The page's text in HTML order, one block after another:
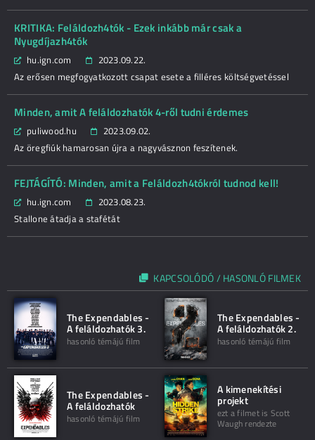
KRITIKA: Feláldozh4tók - Ezek inkább már csak a
Nyugdíjazh4tók
hu.ign.com
2023.09.22.
Az erősen megfogyatkozott csapat esete a filléres költségvetéssel
Minden, amit A feláldozhatók 4-ről tudni érdemes
puliwood.hu
2023.09.02.
Az öregfiúk hamarosan újra a nagyvásznon feszítenek.
FEJTÁGÍTÓ: Minden, amit a Feláldozh4tókról tudnod kell!
hu.ign.com
2023.08.23.
Stallone átadja a stafétát
KAPCSOLÓDÓ / HASONLÓ FILMEK
The Expendables -
A feláldozhatók 3.
hasonló témájú film
The Expendables -
A feláldozhatók 2.
hasonló témájú film
The Expendables -
A feláldozhatók
hasonló témájú film
A kimenekítési
projekt
ezt a filmet is Scott
Waugh rendezte